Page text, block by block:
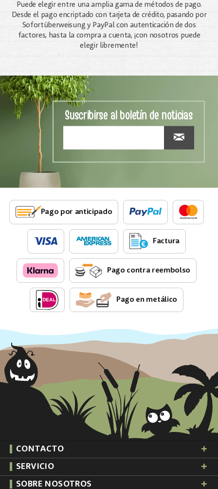
Puede elegir entre una amplia gama de métodos de pago.
Desde el pago encriptado con tarjeta de crédito, pasando por
Sofortüberweisung y PayPal con autenticación de dos
factores, hasta la compra a cuenta, ¡con nosotros puede
elegir libremente!
Suscribirse al boletín de noticias
Pago por anticipado
Factura
Pago contra reembolso
Pago en metálico
CONTACTO
SERVICIO
SOBRE NOSOTROS